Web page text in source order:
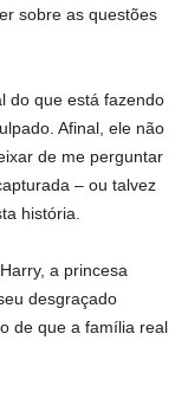
sobre as questões
do que está fazendo
Afinal, ele não
de me perguntar
– ou talvez
história.
a princesa
desgraçado
de que a família real